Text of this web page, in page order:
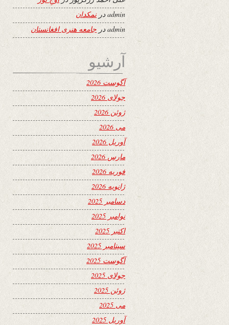
adminدرنمکدان
admin در جامعه هنری افغانستان
آرشیو
آگوست 2026
جولای 2026
ژوئن 2026
می 2026
آوریل 2026
مارس 2026
فوریه 2026
ژانویه 2026
دسامبر 2025
نوامبر 2025
اکتبر 2025
سپتامبر 2025
آگوست 2025
جولای 2025
ژوئن 2025
می 2025
آوریل 2025